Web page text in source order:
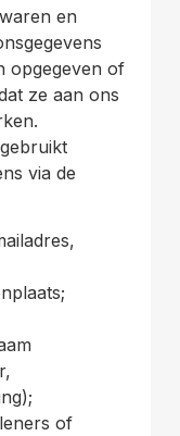
en
opgegeven of
ze aan ons
via de
of